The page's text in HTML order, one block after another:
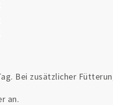
Bei zusätzlicher
an.